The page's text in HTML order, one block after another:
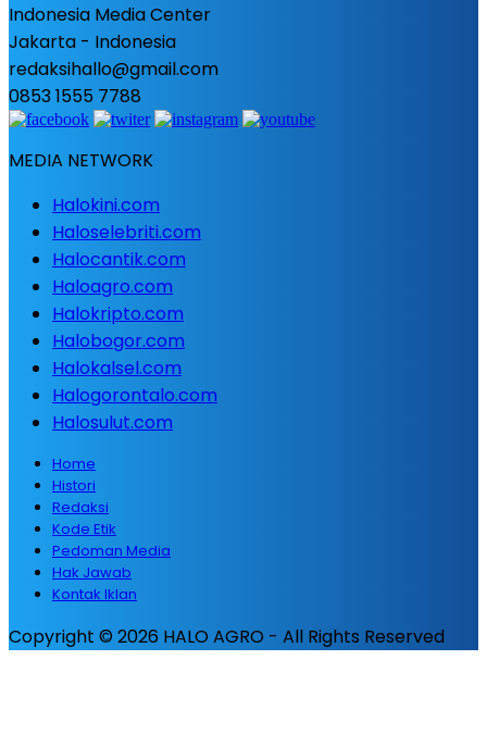
Indonesia Media Center
Jakarta - Indonesia
redaksihallo@gmail.com
0853 1555 7788
MEDIA NETWORK
Halokini.com
Haloselebriti.com
Halocantik.com
Haloagro.com
Halokripto.com
Halobogor.com
Halokalsel.com
Halogorontalo.com
Halosulut.com
Home
Histori
Redaksi
Kode Etik
Pedoman Media
Hak Jawab
Kontak Iklan
Copyright © 2026 HALO AGRO - All Rights Reserved